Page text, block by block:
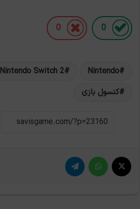
0
0
Nintendo
Nintendo Switch 2
کنسول بازی